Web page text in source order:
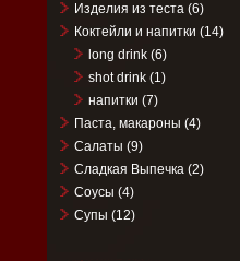
Изделия из теста(6)
Коктейли и напитки (14)
long drink(6)
shot drink(1)
напитки (7)
Паста, макароны (4)
Салаты (9)
Сладкая Выпечка(2)
Соусы (4)
Супы (12)